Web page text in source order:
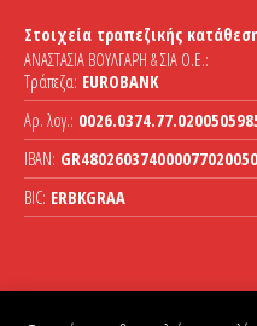
Στοιχεία τραπεζικής
ΑΝΑΣΤΑΣΙΑ ΒΟΥΛΓΑΡΗ & ΣΙΑ Ο.Ε.:
Τράπεζα: EUROBANK
Αρ. λογ.:
IBAN:
BIC: ERBKGRAA